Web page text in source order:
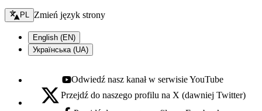
Zmień język - bieżący:
PL Zmień język strony
English (EN)
Українська (UA)
Youtube - otwiera się w nowej karcie
Odwiedź nasz kanał w serwisie YouTube
X - otwiera się w nowej karcie
Przejdź do naszego profilu na X (dawniej Twitter)